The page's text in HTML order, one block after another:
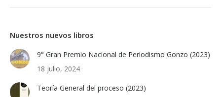
Nuestros nuevos libros
9° Gran Premio Nacional de Periodismo Gonzo (2023)
18 julio, 2024
Teoría General del proceso (2023)